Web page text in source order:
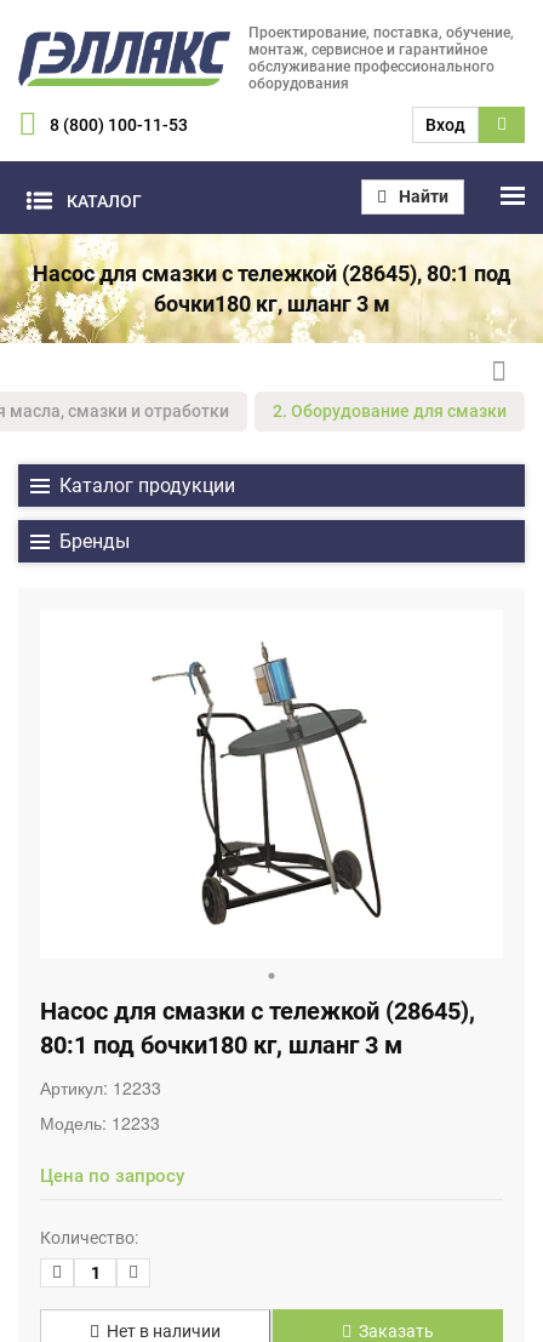
Проектирование, поставка, обучение,
монтаж, сервисное и гарантийное
обслуживание профессионального
оборудования
8 (800) 100-11-53 Вход
КАТАЛОГ Найти
Насос для смазки с тележкой (28645), 80:1 под
бочки180 кг, шланг 3 м
смазки и отработки 2. Оборудование для смазки
Каталог продукции
Бренды
Насос для смазки с тележкой (28645),
80:1 под бочки180 кг, шланг 3 м
Артикул: 12233
Модель: 12233
Цена по запросу
Количество:
Нет в наличии Заказать